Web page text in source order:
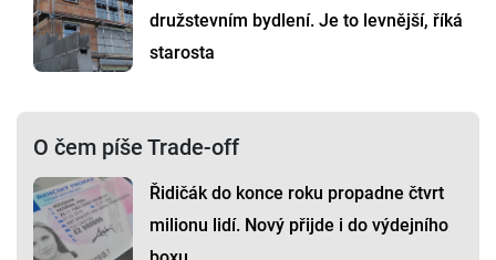
družstevním bydlení. Je to levnější, říká
starosta
O čem píše Trade-off
Řidičák do konce roku propadne čtvrt
milionu lidí. Nový přijde i do výdejního